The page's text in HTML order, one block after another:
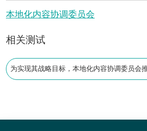
本地化内容协调委员会
相关测试
为实现其战略目标，本地化内容协调委员会